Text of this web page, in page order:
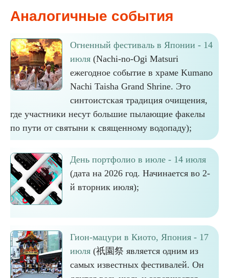
Аналогичные события
Огненный фестиваль в Японии - 14
июля (Nachi-no-Ogi Matsuri
ежегодное событие в храме Kumano
Nachi Taisha Grand Shrine. Это
синтоистская традиция очищения,
где участники несут большие пылающие факелы
по пути от святыни к священному водопаду);
День портфолио в июле - 14 июля
(дата на 2026 год. Начинается во 2-
й вторник июля);
Гион-мацури в Киото, Япония - 17
июля (祇園祭 является одним из
самых известных фестивалей. Он